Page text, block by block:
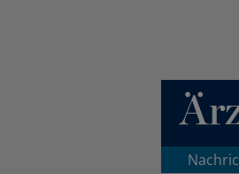
Direkt